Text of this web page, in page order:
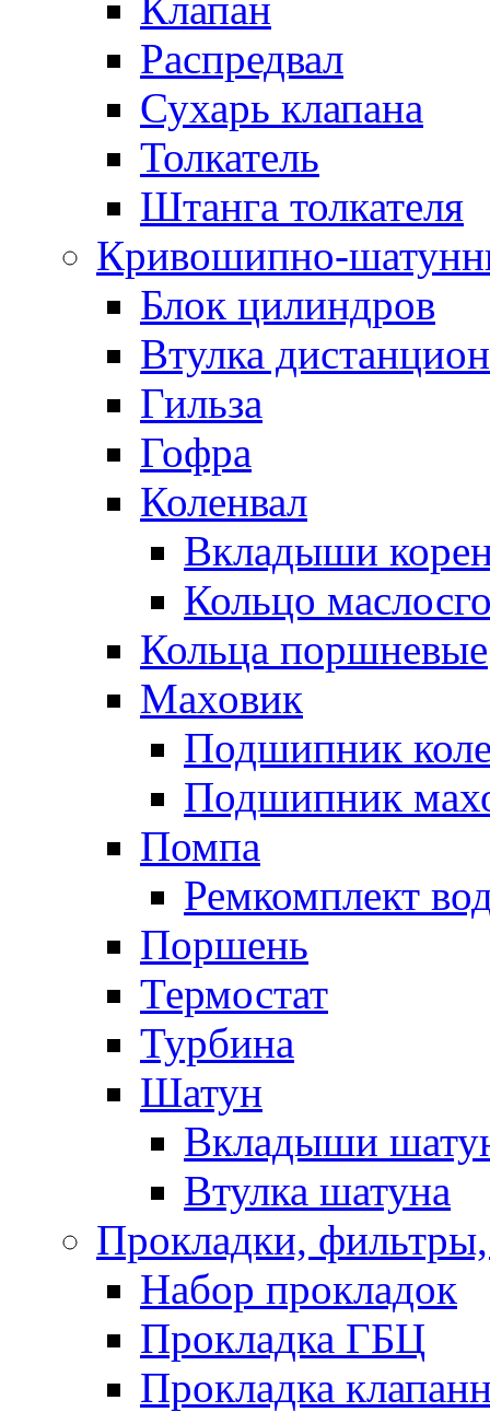
Распредвал
Сухарь клапана
Толкатель
Штанга толкателя
Кривошипно-
Блок цилиндров
Втулка
Гильза
Гофра
Коленвал
Вкладыши
Кольцо
Кольца поршневые
Маховик
Подшипник
Подшипник
Помпа
Ремкомплект
Поршень
Термостат
Турбина
Шатун
Вкладыши
Втулка шатуна
Прокладки,
Набор прокладок
Прокладка ГБЦ
Прокладка